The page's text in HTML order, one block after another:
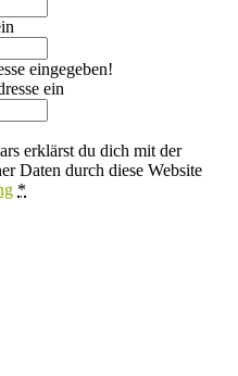
eingegeben!
ein
erklärst du dich mit der
Daten durch diese Website
*